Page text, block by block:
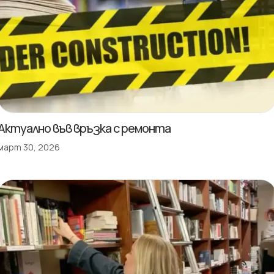
във връзка с ремонта
30, 2026